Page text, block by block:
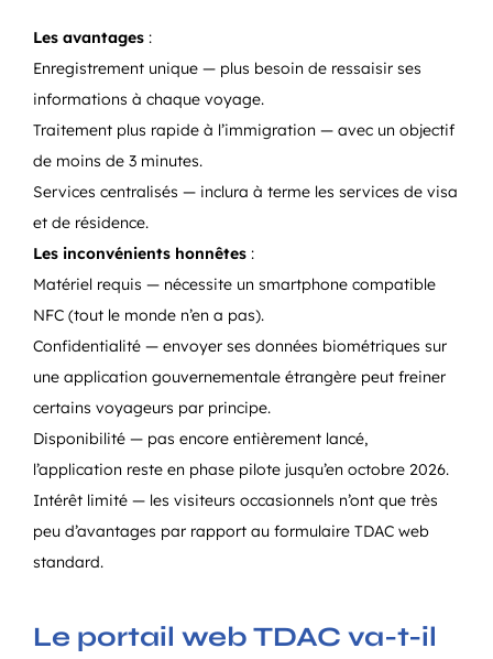
Les avantages :
Enregistrement unique — plus besoin de ressaisir ses
informations à chaque voyage.
Traitement plus rapide à l’immigration — avec un objectif
de moins de 3 minutes.
Services centralisés — inclura à terme les services de visa
et de résidence.
Les inconvénients honnêtes :
Matériel requis — nécessite un smartphone compatible
NFC (tout le monde n’en a pas).
Confidentialité — envoyer ses données biométriques sur
une application gouvernementale étrangère peut freiner
certains voyageurs par principe.
Disponibilité — pas encore entièrement lancé,
l’application reste en phase pilote jusqu’en octobre 2026.
Intérêt limité — les visiteurs occasionnels n’ont que très
peu d’avantages par rapport au formulaire TDAC web
standard.
Le portail web TDAC va-t-il